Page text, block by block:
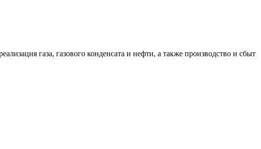
газа, газового конденсата и нефти, а также производство и сбыт